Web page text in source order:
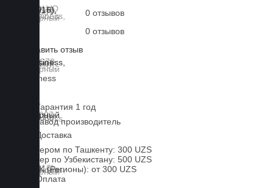
0 отзывов
0 отзывов
Оставить отзыв
Business
Гарантия 1 год
Завод производитель
Доставка
Курьером по Ташкенту: 300 UZS
Курьер по Узбекистану: 500 UZS
CDEK (Регионы): от 300 UZS
Оплата